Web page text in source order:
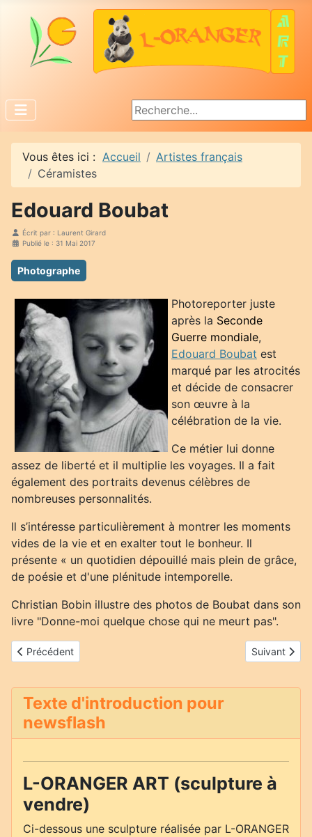
Rechercher
Vous êtes ici : Accueil
Artistes français
Céramistes
Edouard Boubat
Écrit par : Laurent Girard
Publié le : 31 Mai 2017
Photographe
Photoreporter juste
après la Seconde
Guerre mondiale,
Edouard Boubat est
marqué par les atrocités
et décide de consacrer
son œuvre à la
célébration de la vie.
Ce métier lui donne
assez de liberté et il multiplie les voyages. Il a fait
également des portraits devenus célèbres de
nombreuses personnalités.
Il s’intéresse particulièrement à montrer les moments
vides de la vie et en exalter tout le bonheur. Il
présente « un quotidien dépouillé mais plein de grâce,
de poésie et d'une plénitude intemporelle.
Christian Bobin illustre des photos de Boubat dans son
livre "Donne-moi quelque chose qui ne meurt pas".
Article précédent : Niki de Saint-Phalle
Précédent Article
Suivant
Texte d'introduction pour
newsflash
L-ORANGER ART (sculpture à
vendre)
Ci-dessous une sculpture réalisée par L-ORANGER